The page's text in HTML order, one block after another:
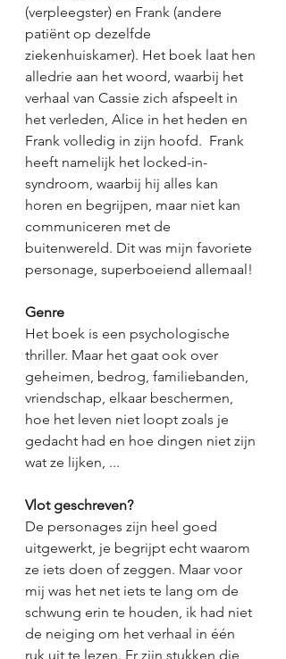
(verpleegster) en Frank (andere
patiënt op dezelfde
ziekenhuiskamer). Het boek laat hen
alledrie aan het woord, waarbij het
verhaal van Cassie zich afspeelt in
het verleden, Alice in het heden en
Frank volledig in zijn hoofd.  Frank
heeft namelijk het locked-in-
syndroom, waarbij hij alles kan
horen en begrijpen, maar niet kan
communiceren met de
buitenwereld. Dit was mijn favoriete
personage, superboeiend allemaal!
Genre
Het boek is een psychologische
thriller. Maar het gaat ook over
geheimen, bedrog, familiebanden,
vriendschap, elkaar beschermen,
hoe het leven niet loopt zoals je
gedacht had en hoe dingen niet zijn
wat ze lijken, ...
Vlot geschreven?
De personages zijn heel goed
uitgewerkt, je begrijpt echt waarom
ze iets doen of zeggen. Maar voor
mij was het net iets te lang om de
schwung erin te houden, ik had niet
de neiging om het verhaal in één
ruk uit te lezen. Er zijn stukken die